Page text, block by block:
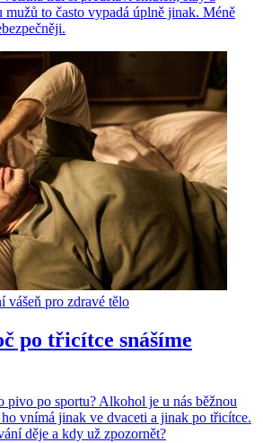
mužů to často vypadá úplně jinak. Méně
vášeň pro zdravé tělo
po třicítce snášíme
pivo po sportu? Alkohol je u nás běžnou
vnímá jinak ve dvaceti a jinak po třicítce.
děje a kdy už zpozornět?